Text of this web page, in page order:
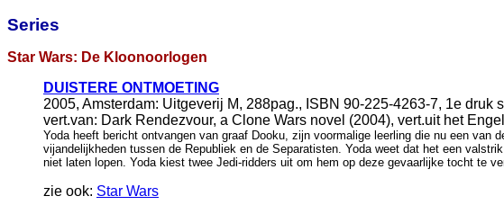
Series
Star Wars: De Kloonoorlogen
DUISTERE ONTMOETING
2005, Amsterdam: Uitgeverij M, 288pag., ISBN 90-225-4263-7, 1e druk
vert.van: Dark Rendezvour, a Clone Wars novel (2004), vert.uit het
Yoda heeft bericht ontvangen van graaf Dooku, zijn voormalige leerling die nu een
vijandelijkheden tussen de Republiek en de Separatisten. Yoda weet dat het een
niet laten lopen. Yoda kiest twee Jedi-ridders uit om hem op deze gevaarlijke tocht te
zie ook: Star Wars